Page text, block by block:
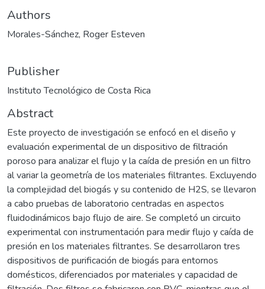
Authors
Morales-Sánchez, Roger Esteven
Publisher
Instituto Tecnológico de Costa Rica
Abstract
Este proyecto de investigación se enfocó en el diseño y
evaluación experimental de un dispositivo de filtración
poroso para analizar el flujo y la caída de presión en un filtro
al variar la geometría de los materiales filtrantes. Excluyendo
la complejidad del biogás y su contenido de H2S, se llevaron
a cabo pruebas de laboratorio centradas en aspectos
fluidodinámicos bajo flujo de aire. Se completó un circuito
experimental con instrumentación para medir flujo y caída de
presión en los materiales filtrantes. Se desarrollaron tres
dispositivos de purificación de biogás para entornos
domésticos, diferenciados por materiales y capacidad de